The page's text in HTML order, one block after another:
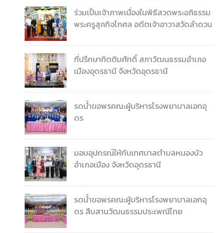
ร่วมเป็นเจ้าภาพเนื่องในพิธีสวดพระอภิธรรม
พระครูสุภกิจโกศล อดีตเจ้าอาวาสวัดลำดวน
ที่ปรึกษากิตติมศักดิ์ สภาวัฒนธรรมอำเภอ
เมืองอุดรธานี จังหวัดอุดรธานี
รดน้ำขอพรคณะผู้บริหารโรงพยาบาลเอกอุ
ดร
มอบอุปกรณ์ให้กับเทศบาลตำบลหนองบัว
อำเภอเมือง จังหวัดอุดรธานี
รดน้ำขอพรคณะผู้บริหารโรงพยาบาลเอกอุ
ดร สืบสานวัฒนธรรมประเพณีไทย